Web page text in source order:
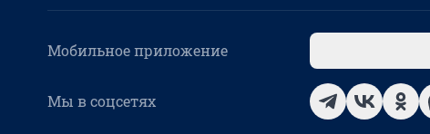
Мобильное приложение
Мы в соцсетях